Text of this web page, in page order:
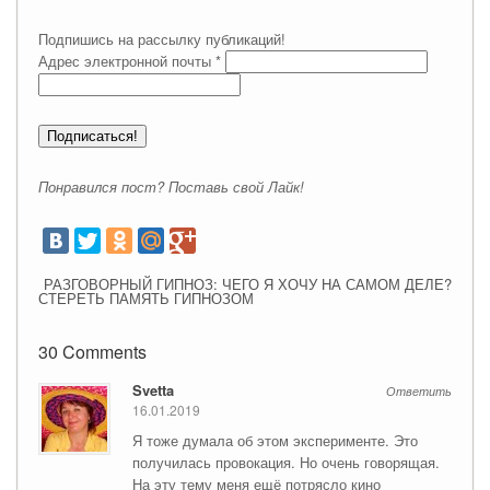
Подпишись на рассылку публикаций!
Адрес электронной почты *
Понравился пост? Поставь свой Лайк!
РАЗГОВОРНЫЙ ГИПНОЗ: ЧЕГО Я ХОЧУ НА САМОМ ДЕЛЕ?
СТЕРЕТЬ ПАМЯТЬ ГИПНОЗОМ
30 Comments
Ответить
Svetta
16.01.2019
Я тоже думала об этом эксперименте. Это
получилась провокация. Но очень говорящая.
На эту тему меня ещё потрясло кино